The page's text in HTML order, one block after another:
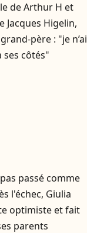
de Arthur H et
Jacques Higelin,
père : "je n’ai
ses côtés"
passé comme
l'échec, Giulia
optimiste et fait
parents